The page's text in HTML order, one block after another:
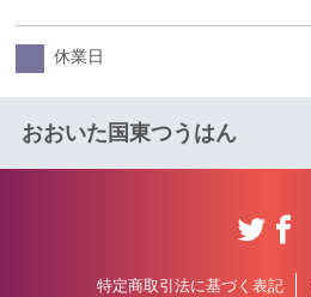
休業日
おおいた国東つうはん
特定商取引法に基づく表記